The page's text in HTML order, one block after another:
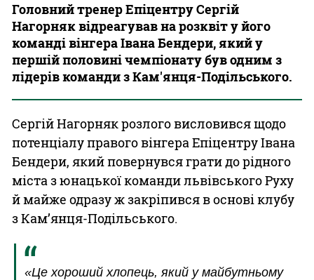
Головний тренер Епіцентру Сергій
Нагорняк відреагував на розквіт у його
команді вінгера Івана Бендери, який у
першій половині чемпіонату був одним з
лідерів команди з Кам'янця-Подільського.
Сергій Нагорняк розлого висловився щодо
потенціалу правого вінгера Епіцентру Івана
Бендери, який повернувся грати до рідного
міста з юнацької команди львівського Руху
й майже одразу ж закріпився в основі клубу
з Кам’янця-Подільського.
«Це хороший хлопець, який у майбутньому